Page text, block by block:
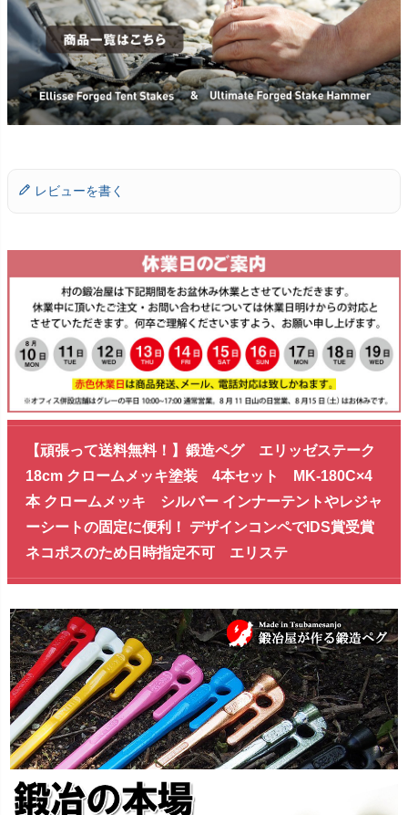
レビューを書く
【頑張って送料無料！】鍛造ペグ エリッゼステーク
18cm クロームメッキ塗装 4本セット MK-180C×4
本 クロームメッキ シルバー インナーテントやレジャ
ーシートの固定に便利！ デザインコンペでIDS賞受賞
ネコポスのため日時指定不可 エリステ